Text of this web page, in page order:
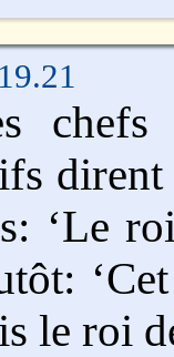
chefs
dirent
‘Le
le roi